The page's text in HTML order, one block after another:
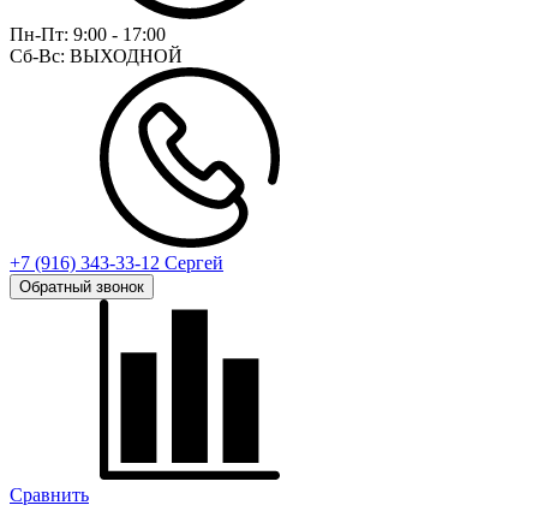
Пн-Пт: 9:00 - 17:00
Сб-Вс: ВЫХОДНОЙ
+7 (916) 343-33-12 Сергей
Обратный звонок
Сравнить